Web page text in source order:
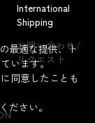
あるお問い合わせ
International
Shipping
お問い合わせ/
リクエスト
最適な提供、ト
います。
同意したことも
ださい。